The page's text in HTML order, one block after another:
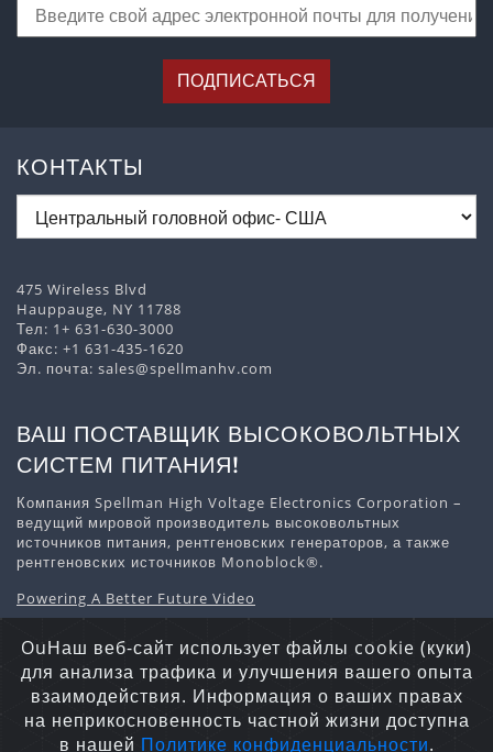
ПОДПИСАТЬСЯ
КОНТАКТЫ
475 Wireless Blvd
Hauppauge, NY 11788
Тел: 1+ 631-630-3000
Факс: +1 631-435-1620
Эл. почта: sales@spellmanhv.com
ВАШ ПОСТАВЩИК ВЫСОКОВОЛЬТНЫХ
СИСТЕМ ПИТАНИЯ!
Компания Spellman High Voltage Electronics Corporation –
ведущий мировой производитель высоковольтных
источников питания, рентгеновских генераторов, а также
рентгеновских источников Monoblock®.
Powering A Better Future Video
Заявление о конфиденциальности
Файлы Cookie
OuНаш веб-сайт использует файлы cookie (куки)
для анализа трафика и улучшения вашего опыта
взаимодействия. Информация о ваших правах
на неприкосновенность частной жизни доступна
в нашей Политике конфиденциальности.